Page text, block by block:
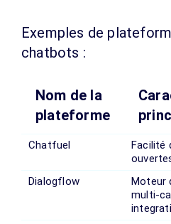
Exemples de
chatbots :
Nom de la
plateforme
Chatfuel
Facilité
Dialogflow
Moteur
multi-